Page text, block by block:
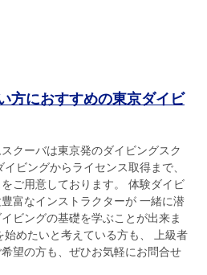
方におすすめの東京ダイビ
クーバは東京発のダイビングスク
ビングからライセンス取得まで、
ご用意しております。 体験ダイビ
富なインストラクターが 一緒に潜
ビングの基礎を学ぶことが出来ま
めたいと考えている方も、 上級者
望の方も、ぜひお気軽にお問合せ